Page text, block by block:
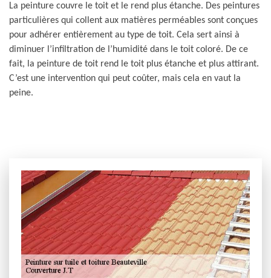
La peinture couvre le toit et le rend plus étanche. Des peintures
particulières qui collent aux matières perméables sont conçues
pour adhérer entièrement au type de toit. Cela sert ainsi à
diminuer l’infiltration de l’humidité dans le toit coloré. De ce
fait, la peinture de toit rend le toit plus étanche et plus attirant.
C’est une intervention qui peut coûter, mais cela en vaut la
peine.